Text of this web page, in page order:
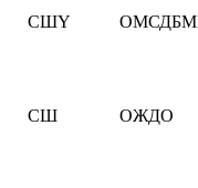
СШҮ
СШ ОЖДО